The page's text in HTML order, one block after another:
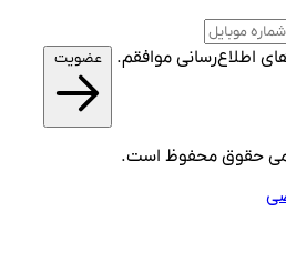
اطلاع‌رسانی موافقم.
عضویت